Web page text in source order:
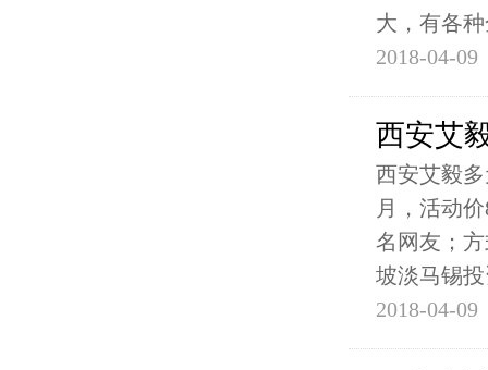
大，有各
2018-04-09
西安艾
西安艾毅
月，活动
名网友；
坡淡马锡
2018-04-09